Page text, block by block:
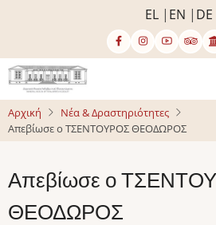
κυρίως
περιεχόμενο
EL EN DE
Αρχική
Νέα & Δραστηριότητες
Απεβίωσε ο ΤΣΕΝΤΟΥΡΟΣ ΘΕΟΔΩΡΟΣ
Απεβίωσε ο
ΘΕΟΔΩΡΟΣ